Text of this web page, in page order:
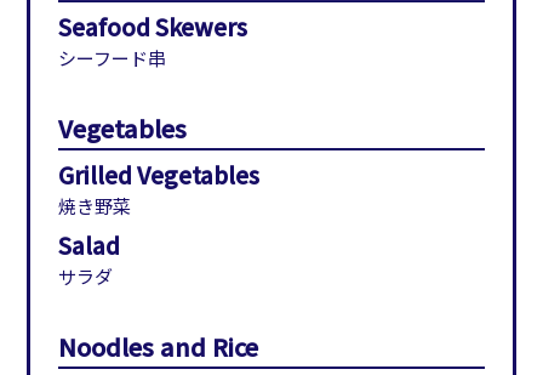
Seafood Skewers
シーフード串
Vegetables
Grilled Vegetables
焼き野菜
Salad
サラダ
Noodles and Rice